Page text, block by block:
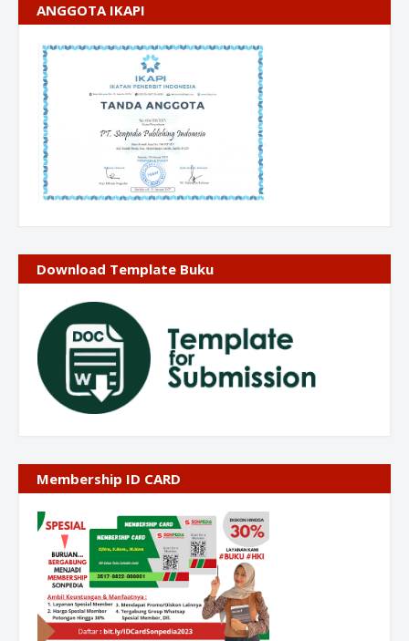
ANGGOTA IKAPI
Download Template Buku
Membership ID CARD